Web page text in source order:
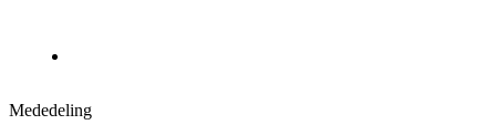
Mededeling